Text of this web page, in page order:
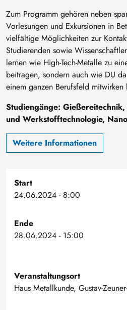
Zum Programm gehören neben
Vorlesungen und Exkursionen in
vielfältige Möglichkeiten zur
Studierenden sowie
lernen wie High-Tech-Metalle zu
beitragen, sondern auch wie DU
einem ganzen Berufsfeld mitwirken
Studiengänge:
und Werkstofftechnologie,
Weitere Informationen
Start
24.06.2024 - 8:00
Ende
28.06.2024 - 15:00
Veranstaltungsort
Haus Metallkunde, Gustav-